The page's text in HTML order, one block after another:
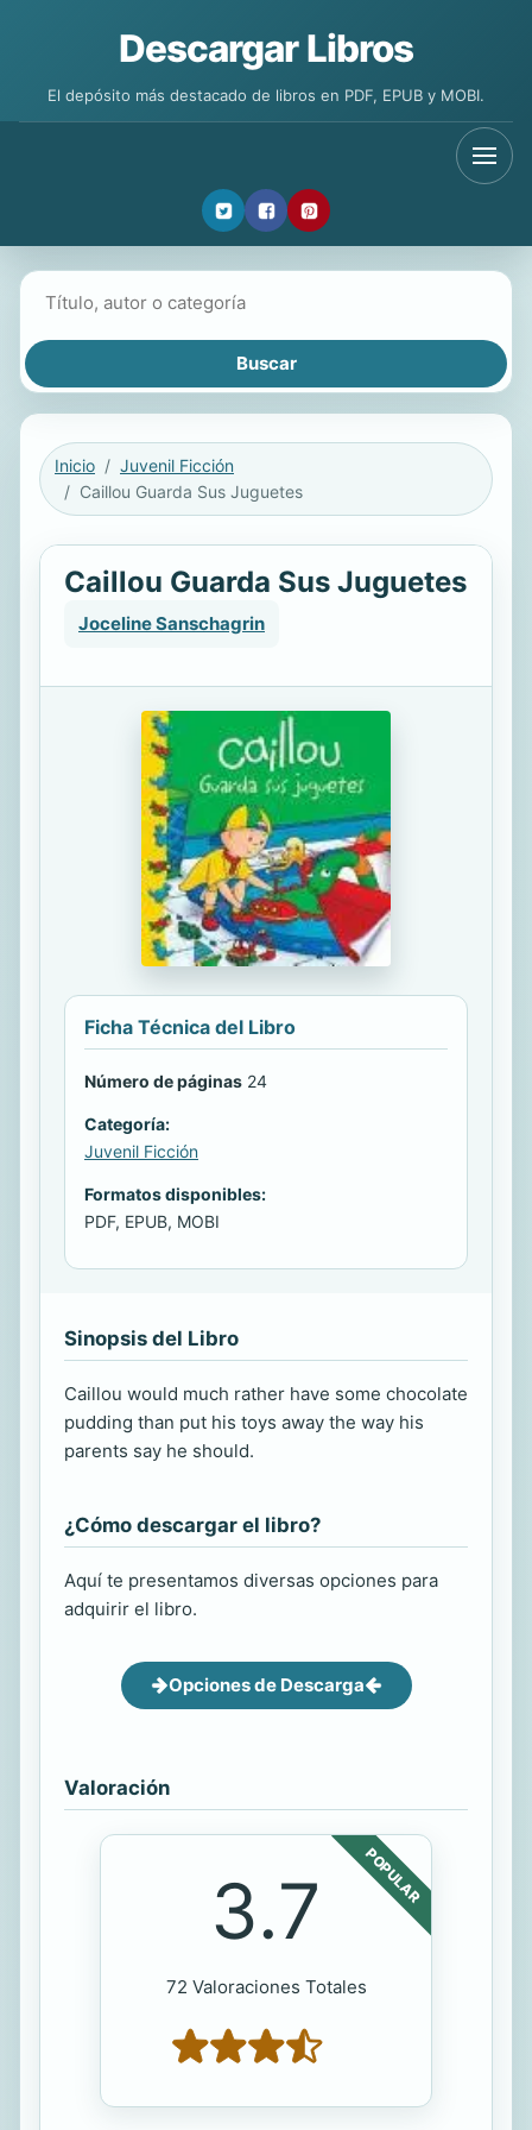
Descargar Libros
El depósito más destacado de libros en PDF, EPUB y MOBI.
Inicio
Juvenil Ficción
Caillou Guarda Sus Juguetes
Caillou Guarda Sus Juguetes
Joceline Sanschagrin
Ficha Técnica del Libro
Número de páginas 24
Categoría:
Juvenil Ficción
Formatos disponibles:
PDF, EPUB, MOBI
Sinopsis del Libro
Caillou would much rather have some chocolate
pudding than put his toys away the way his
parents say he should.
¿Cómo descargar el libro?
Aquí te presentamos diversas opciones para
adquirir el libro.
Opciones de Descarga
Valoración
POPULAR
3.7
72 Valoraciones Totales